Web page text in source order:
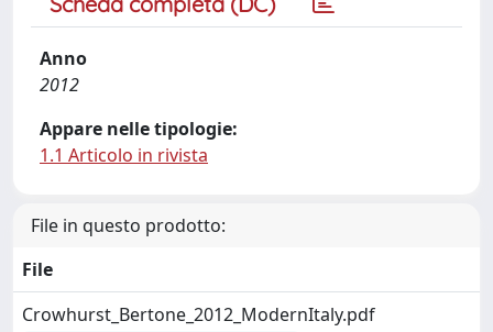
Anno
2012
Appare nelle tipologie:
1.1 Articolo in rivista
File in questo prodotto:
File
Crowhurst_Bertone_2012_ModernItaly.pdf